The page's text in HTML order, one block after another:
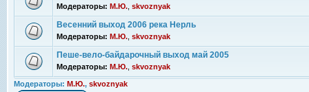
Модераторы: М.Ю. skvoznyak
Весенний выход 2006 река Нерль
Модераторы: М.Ю. skvoznyak
Пеше-вело-байдарочный выход май 2005
Модераторы: М.Ю. skvoznyak
Модераторы: М.Ю., skvoznyak